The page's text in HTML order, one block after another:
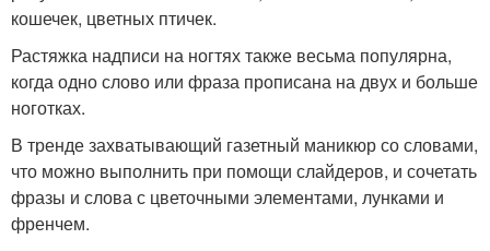
кошечек, цветных птичек.
Растяжка надписи на ногтях также весьма популярна,
когда одно слово или фраза прописана на двух и больше
ноготках.
В тренде захватывающий газетный маникюр со словами,
что можно выполнить при помощи слайдеров, и сочетать
фразы и слова с цветочными элементами, лунками и
френчем.